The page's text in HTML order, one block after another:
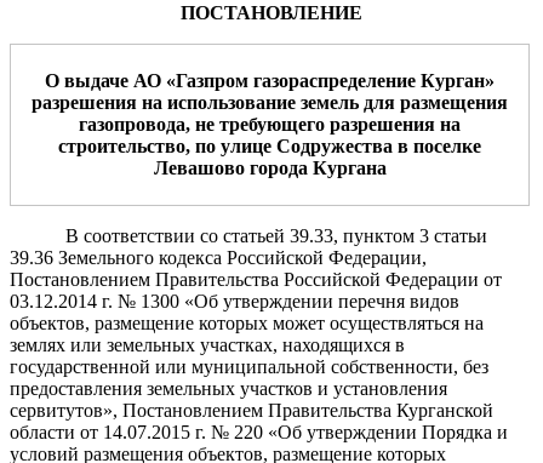
ПОСТАНОВЛЕНИЕ
О выдаче АО «Газпром газораспределение Курган»
разрешения на использование земель для размещения
газопровода, не требующего разрешения на
строительство, по улице Содружества в поселке
Левашово города Кургана
В соответствии со статьей 39.33, пунктом 3 статьи
39.36 Земельного кодекса Российской Федерации,
Постановлением Правительства Российской Федерации от
03.12.2014 г. № 1300 «Об утверждении перечня видов
объектов, размещение которых может осуществляться на
землях или земельных участках, находящихся в
государственной или муниципальной собственности, без
предоставления земельных участков и установления
сервитутов», Постановлением Правительства Курганской
области от 14.07.2015 г. № 220 «Об утверждении Порядка и
условий размещения объектов, размещение которых